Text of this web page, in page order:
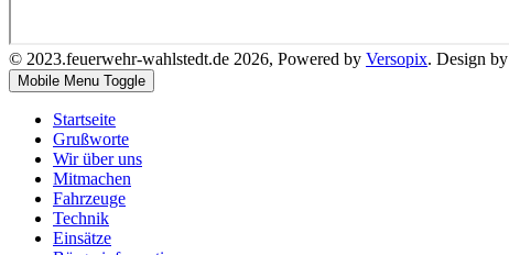
© 2023.feuerwehr-wahlstedt.de 2026, Powered by Versopix. Design by
Mobile Menu Toggle
Startseite
Grußworte
Wir über uns
Mitmachen
Fahrzeuge
Technik
Einsätze